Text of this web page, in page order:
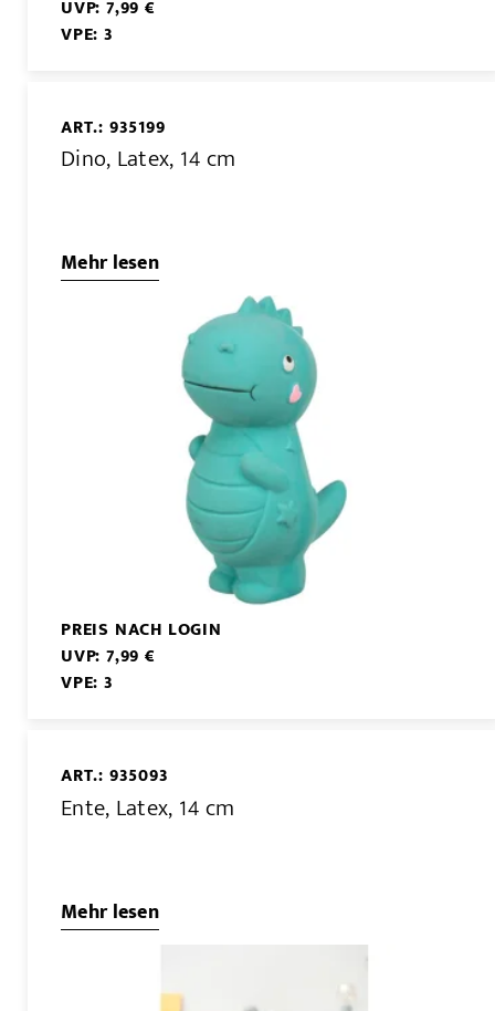
UVP: 7,99 €
VPE: 3
ART.: 935199
Dino, Latex, 14 cm
Mehr lesen
PREIS NACH LOGIN
UVP: 7,99 €
VPE: 3
ART.: 935093
Ente, Latex, 14 cm
Mehr lesen